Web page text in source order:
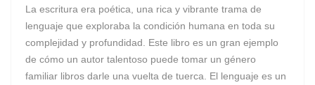
La escritura era poética, una rica y vibrante trama de
lenguaje que exploraba la condición humana en toda su
complejidad y profundidad. Este libro es un gran ejemplo
de cómo un autor talentoso puede tomar un género
familiar libros darle una vuelta de tuerca. El lenguaje es un